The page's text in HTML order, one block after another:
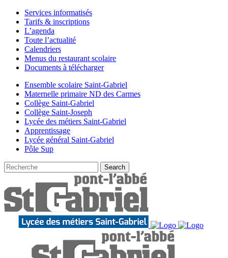
Services informatisés
Tarifs & inscriptions
L’agenda
Toute l’actualité
Calendriers
Menus du restaurant scolaire
Documents à télécharger
Ensemble scolaire Saint-Gabriel
Maternelle primaire ND des Carmes
Collège Saint-Gabriel
Collège Saint-Joseph
Lycée des métiers Saint-Gabriel
Apprentissage
Lycée général Saint-Gabriel
Pôle Sup